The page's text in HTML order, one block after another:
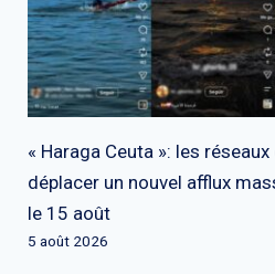
« Haraga Ceuta »: les
déplacer un nouvel afflux
le 15 août
5 août 2026